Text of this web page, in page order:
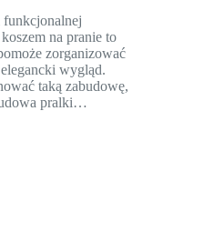
na pranie to
zorganizować
wygląd.
taką zabudowę,
pralki…